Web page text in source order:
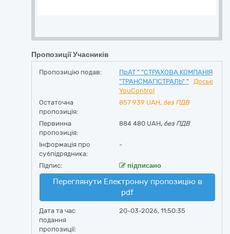
Пропозиції Учасників
Пропозицію подав:
ПрАТ " "СТРАХОВА КОМПАНІЯ
"ТРАНСМАГІСТРАЛЬ" "
Досьє
YouControl
Остаточна
пропозиція:
857 939 UAH, без ПДВ
Первинна
пропозиція:
884 480 UAH, без ПДВ
Інформація про
субпідрядника:
-
Підпис: підписано
Переглянути Електронну пропозицію в
pdf
Дата та час
подання
пропозиції:
20-03-2026, 11:50:35